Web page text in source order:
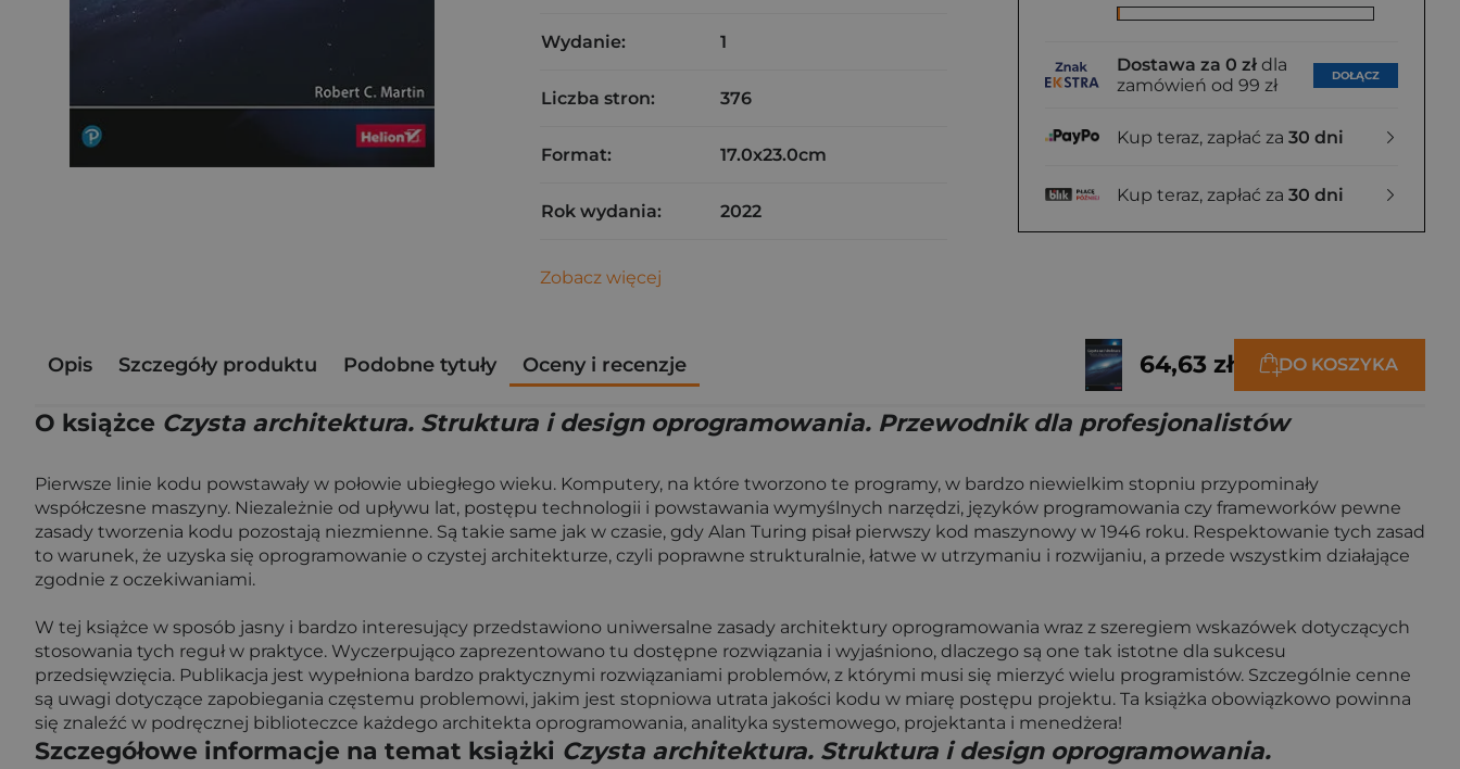
Dostawa za 0 zł dla
zamówień od 99 zł
DOŁĄCZ
Kup teraz, zapłać za 30 dni
Kup teraz, zapłać za 30 dni
Wydanie: 1
Liczba stron: 376
Format: 17.0x23.0cm
Rok wydania: 2022
Zobacz więcej
Opis Szczegóły produktu Podobne tytuły Oceny i recenzje 64,63 zł DO KOSZYKA
O książce Czysta architektura. Struktura i design oprogramowania. Przewodnik dla profesjonalistów
Pierwsze linie kodu powstawały w połowie ubiegłego wieku. Komputery, na które tworzono te programy, w bardzo niewielkim stopniu przypominały
współczesne maszyny. Niezależnie od upływu lat, postępu technologii i powstawania wymyślnych narzędzi, języków programowania czy frameworków pewne
zasady tworzenia kodu pozostają niezmienne. Są takie same jak w czasie, gdy Alan Turing pisał pierwszy kod maszynowy w 1946 roku. Respektowanie tych zasad
to warunek, że uzyska się oprogramowanie o czystej architekturze, czyli poprawne strukturalnie, łatwe w utrzymaniu i rozwijaniu, a przede wszystkim działające
zgodnie z oczekiwaniami.
W tej książce w sposób jasny i bardzo interesujący przedstawiono uniwersalne zasady architektury oprogramowania wraz z szeregiem wskazówek dotyczących
stosowania tych reguł w praktyce. Wyczerpująco zaprezentowano tu dostępne rozwiązania i wyjaśniono, dlaczego są one tak istotne dla sukcesu
przedsięwzięcia. Publikacja jest wypełniona bardzo praktycznymi rozwiązaniami problemów, z którymi musi się mierzyć wielu programistów. Szczególnie cenne
są uwagi dotyczące zapobiegania częstemu problemowi, jakim jest stopniowa utrata jakości kodu w miarę postępu projektu. Ta książka obowiązkowo powinna
się znaleźć w podręcznej biblioteczce każdego architekta oprogramowania, analityka systemowego, projektanta i menedżera!
Szczegółowe informacje na temat książki Czysta architektura. Struktura i design oprogramowania.